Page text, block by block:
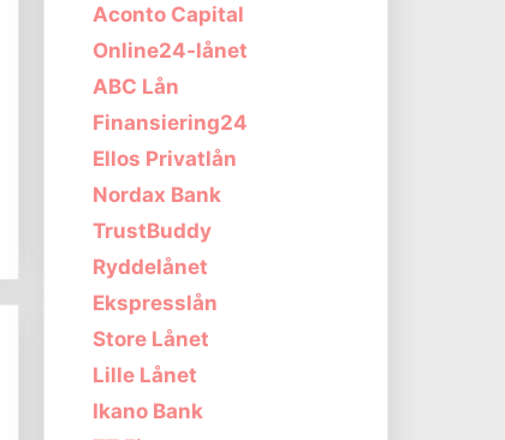
Aconto Capital
Online24-lånet
ABC Lån
Finansiering24
Ellos Privatlån
Nordax Bank
TrustBuddy
Ryddelånet
Ekspresslån
Store Lånet
Lille Lånet
Ikano Bank